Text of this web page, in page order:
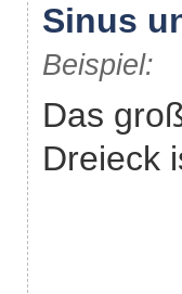
Sinus
Beispiel:
Das
Dreieck